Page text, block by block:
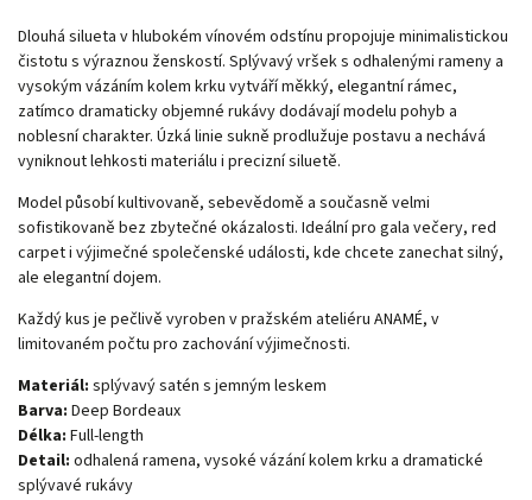
Dlouhá silueta v hlubokém vínovém odstínu propojuje minimalistickou
čistotu s výraznou ženskostí. Splývavý vršek s odhalenými rameny a
vysokým vázáním kolem krku vytváří měkký, elegantní rámec,
zatímco dramaticky objemné rukávy dodávají modelu pohyb a
noblesní charakter. Úzká linie sukně prodlužuje postavu a nechává
vyniknout lehkosti materiálu i precizní siluetě.
Model působí kultivovaně, sebevědomě a současně velmi
sofistikovaně bez zbytečné okázalosti. Ideální pro gala večery, red
carpet i výjimečné společenské události, kde chcete zanechat silný,
ale elegantní dojem.
Každý kus je pečlivě vyroben v pražském ateliéru ANAMÉ, v
limitovaném počtu pro zachování výjimečnosti.
Materiál: splývavý satén s jemným leskem
Barva: Deep Bordeaux
Délka: Full-length
Detail: odhalená ramena, vysoké vázání kolem krku a dramatické
splývavé rukávy